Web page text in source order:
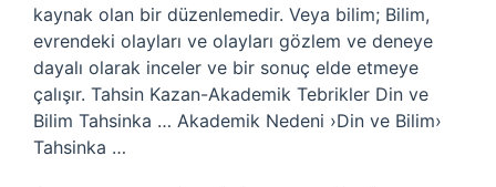
kaynak olan bir düzenlemedir. Veya bilim; Bilim,
evrendeki olayları ve olayları gözlem ve deneye
dayalı olarak inceler ve bir sonuç elde etmeye
çalışır. Tahsin Kazan-Akademik Tebrikler Din ve
Bilim Tahsinka … Akademik Nedeni ›Din ve Bilim›
Tahsinka …